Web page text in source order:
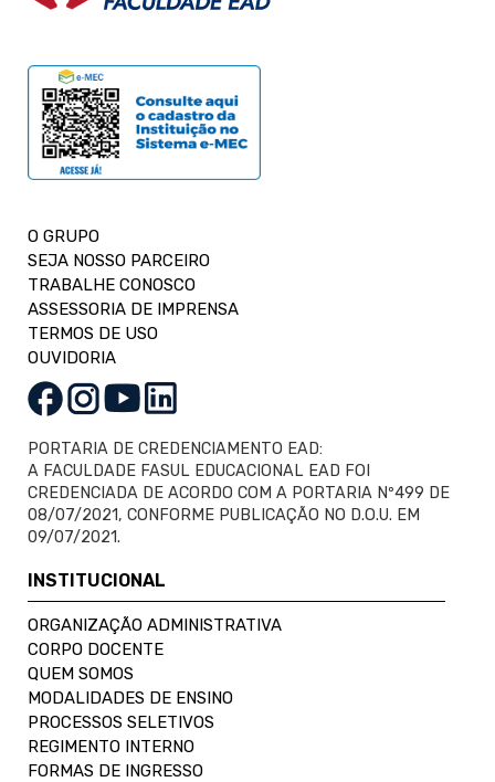
O GRUPO
SEJA NOSSO PARCEIRO
TRABALHE CONOSCO
ASSESSORIA DE IMPRENSA
TERMOS DE USO
OUVIDORIA
PORTARIA DE CREDENCIAMENTO EAD:
A FACULDADE FASUL EDUCACIONAL EAD FOI
CREDENCIADA DE ACORDO COM A PORTARIA Nº499 DE
08/07/2021, CONFORME PUBLICAÇÃO NO D.O.U. EM
09/07/2021.
INSTITUCIONAL
ORGANIZAÇÃO ADMINISTRATIVA
CORPO DOCENTE
QUEM SOMOS
MODALIDADES DE ENSINO
PROCESSOS SELETIVOS
REGIMENTO INTERNO
FORMAS DE INGRESSO